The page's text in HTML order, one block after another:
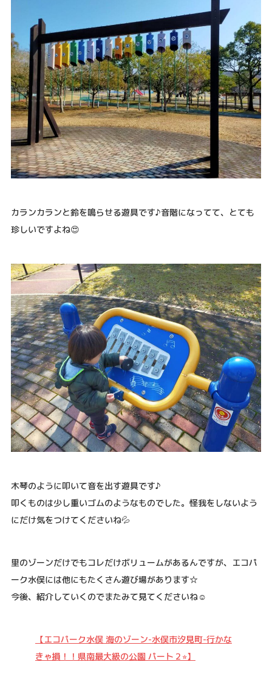
カランカランと鈴を鳴らせる遊具です♪音階になってて、とても
珍しいですよね😍
木琴のように叩いて音を出す遊具です♪
叩くものは少し重いゴムのようなものでした。怪我をしないよう
にだけ気をつけてくださいね💦
里のゾーンだけでもコレだけボリュームがあるんですが、エコパ
ーク水俣には他にもたくさん遊び場があります☆
今後、紹介していくのでまたみて見てくださいね☺️
【エコパーク水俣 海のゾーン-水俣市汐見町-行かな
きゃ損！！県南最大級の公園 パート２⭐︎】